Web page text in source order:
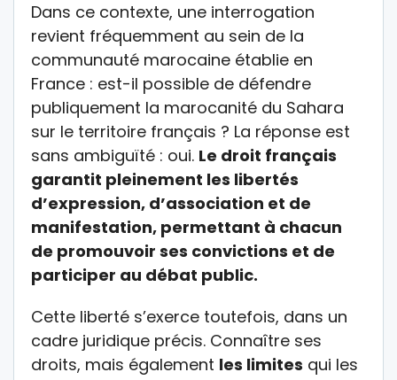
Dans ce contexte, une interrogation
revient fréquemment au sein de la
communauté marocaine établie en
France : est-il possible de défendre
publiquement la marocanité du Sahara
sur le territoire français ? La réponse est
sans ambiguïté : oui. Le droit français
garantit pleinement les libertés
d’expression, d’association et de
manifestation, permettant à chacun
de promouvoir ses convictions et de
participer au débat public.
Cette liberté s’exerce toutefois, dans un
cadre juridique précis. Connaître ses
droits, mais également les limites qui les